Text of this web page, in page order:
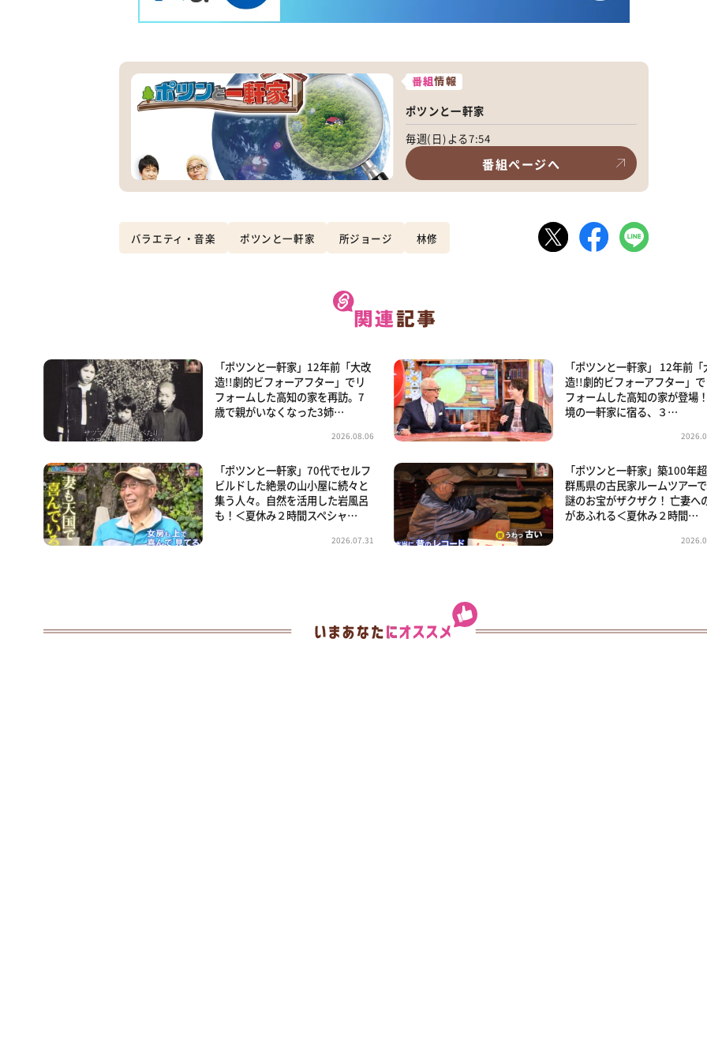
番組情報
ポツンと一軒家
毎週(日)よる7:54
番組ページへ
バラエティ・音楽 ポツンと一軒家 所ジョージ 林修
「ポツンと一軒家」12年前「大改
造!!劇的ビフォーアフター」でリ
フォームした高知の家を再訪。7
歳で親がいなくなった3姉…
2026.08.06
「ポツンと一軒家」 12年前「
造!!劇的ビフォーアフター」で
フォームした高知の家が登場
境の一軒家に宿る、３…
「ポツンと一軒家」70代でセルフ
ビルドした絶景の山小屋に続々と
集う人々。自然を活用した岩風呂
も！＜夏休み２時間スペシャ…
2026.07.31
「ポツンと一軒家」築100年
群馬県の古民家ルームツアーで
謎のお宝がザクザク！ 亡妻へ
があふれる＜夏休み２時間…